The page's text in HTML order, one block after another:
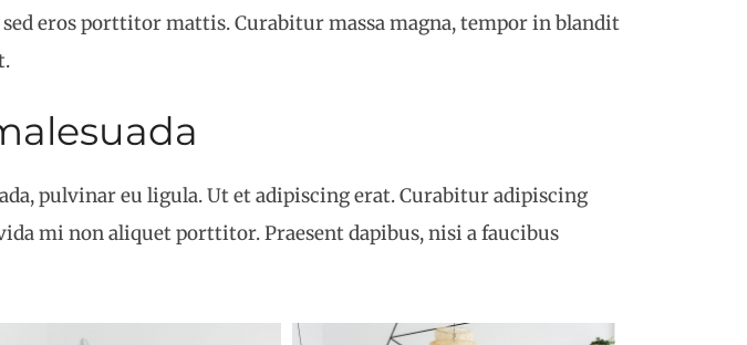
eros porttitor mattis. Curabitur massa magna, tempor in blandit
pulvinar eu ligula. Ut et adipiscing erat. Curabitur adipiscing
mi non aliquet porttitor. Praesent dapibus, nisi a faucibus